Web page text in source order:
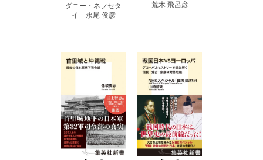
ダニー・ネフセタ
イ 永尾 俊彦
荒木 飛呂彦